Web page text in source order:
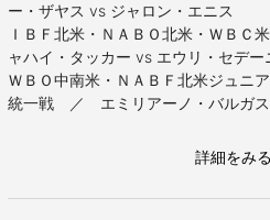
ー・ザヤス vs ジャロン・エニス
ＩＢＦ北米・ＮＡＢＯ北米・ＷＢ
ャハイ・タッカー vs エウリ・セデー
ＷＢＯ中南米・ＮＡＢＦ北米ジュニ
統一戦 ／ エミリアーノ・バルガス
詳細をみる